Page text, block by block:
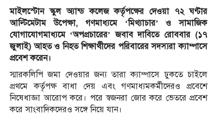
মাইলস্টোন স্কুল অ্যান্ড কলেজ কর্তৃপক্ষের দেওয়া ৭২ ঘণ্টার
আল্টিমেটাম উপেক্ষা, গণমাধ্যমে ‘মিথ্যাচার’ ও সামাজিক
যোগাযোগমাধ্যমে ‘অপপ্রচারের’ জবাব দাবিতে রোববার (১৭
জুলাই) আহত ও নিহত শিক্ষার্থীদের পরিবারের সদস্যরা ক্যাম্পাসে
প্রবেশ করেন।
স্মারকলিপি জমা দেওয়ার জন্য তারা ক্যাম্পাসে ঢুকতে চাইলে
প্রথমে কর্তৃপক্ষ বাধা দেয় এবং গণমাধ্যমকর্মীদেরও প্রবেশে
নিষেধাজ্ঞা আরোপ করে। পরে স্বজনরা জোর করে ভেতরে প্রবেশ
করে সাংবাদিকদেরও সঙ্গে নিয়ে যান।